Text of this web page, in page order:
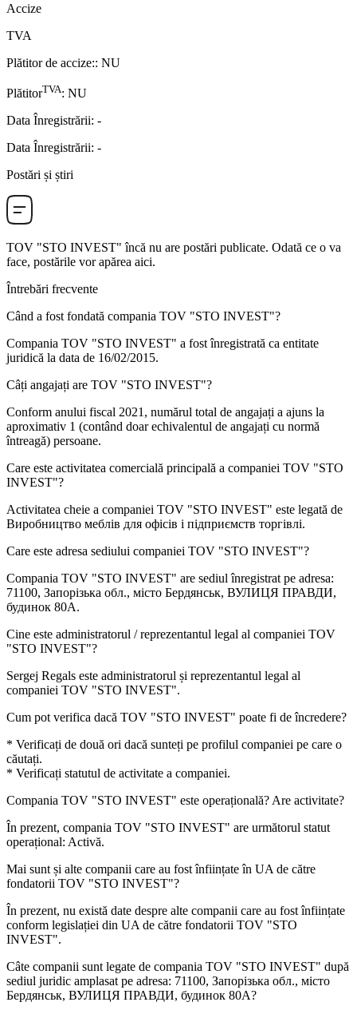
Accize
TVA
Plătitor de accize:: NU
PlătitorTVA: NU
Data Înregistrării: -
Data Înregistrării: -
Postări și știri
TOV "STO INVEST" încă nu are postări publicate. Odată ce o va
face, postările vor apărea aici.
Întrebări frecvente
Când a fost fondată compania TOV "STO INVEST"?
Compania TOV "STO INVEST" a fost înregistrată ca entitate
juridică la data de 16/02/2015.
Câți angajați are TOV "STO INVEST"?
Conform anului fiscal 2021, numărul total de angajați a ajuns la
aproximativ 1 (contând doar echivalentul de angajați cu normă
întreagă) persoane.
Care este activitatea comercială principală a companiei TOV "STO
INVEST"?
Activitatea cheie a companiei TOV "STO INVEST" este legată de
Виробництво меблів для офісів і підприємств торгівлі.
Care este adresa sediului companiei TOV "STO INVEST"?
Compania TOV "STO INVEST" are sediul înregistrat pe adresa:
71100, Запорізька обл., місто Бердянськ, ВУЛИЦЯ ПРАВДИ,
будинок 80А.
Cine este administratorul / reprezentantul legal al companiei TOV
"STO INVEST"?
Sergej Regals este administratorul și reprezentantul legal al
companiei TOV "STO INVEST".
Cum pot verifica dacă TOV "STO INVEST" poate fi de încredere?
* Verificați de două ori dacă sunteți pe profilul companiei pe care o
căutați.
* Verificați statutul de activitate a companiei.
Compania TOV "STO INVEST" este operațională? Are activitate?
În prezent, compania TOV "STO INVEST" are următorul statut
operațional: Activă.
Mai sunt și alte companii care au fost înființate în UA de către
fondatorii TOV "STO INVEST"?
În prezent, nu există date despre alte companii care au fost înființate
conform legislației din UA de către fondatorii TOV "STO
INVEST".
Câte companii sunt legate de compania TOV "STO INVEST" după
sediul juridic amplasat pe adresa: 71100, Запорізька обл., місто
Бердянськ, ВУЛИЦЯ ПРАВДИ, будинок 80А?